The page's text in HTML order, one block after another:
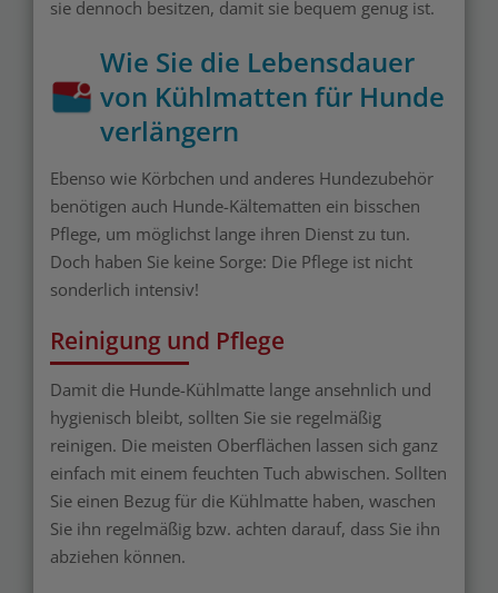
sie dennoch besitzen, damit sie bequem genug ist.
Wie Sie die Lebensdauer
von Kühlmatten für Hunde
verlängern
Ebenso wie Körbchen und anderes Hundezubehör
benötigen auch Hunde-Kältematten ein bisschen
Pflege, um möglichst lange ihren Dienst zu tun.
Doch haben Sie keine Sorge: Die Pflege ist nicht
sonderlich intensiv!
Reinigung und Pflege
Damit die Hunde-Kühlmatte lange ansehnlich und
hygienisch bleibt, sollten Sie sie regelmäßig
reinigen. Die meisten Oberflächen lassen sich ganz
einfach mit einem feuchten Tuch abwischen. Sollten
Sie einen Bezug für die Kühlmatte haben, waschen
Sie ihn regelmäßig bzw. achten darauf, dass Sie ihn
abziehen können.